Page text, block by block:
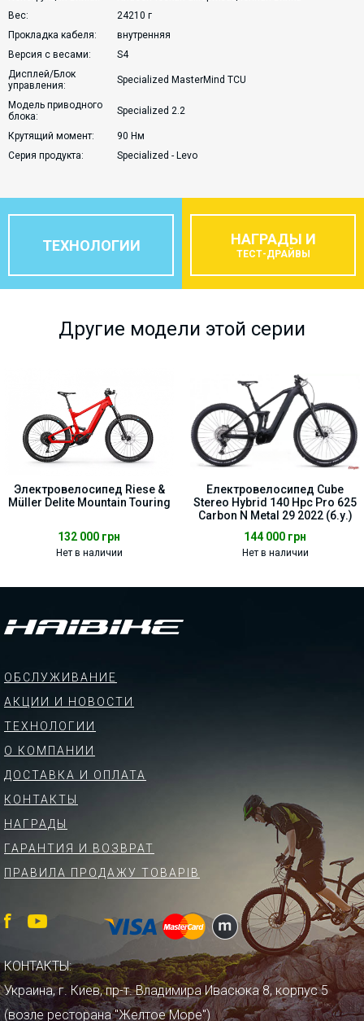
Вес:
24210 г
Прокладка кабеля:
внутренняя
Версия с весами:
S4
Дисплей/Блок
управления:
Specialized MasterMind TCU
Модель приводного
блока:
Specialized 2.2
Крутящий момент:
90 Нм
Серия продукта:
Specialized - Levo
ТЕХНОЛОГИИ НАГРАДЫ И
ТЕСТ-ДРАЙВЫ
Другие модели этой серии
Электровелосипед Riese &
Müller Delite Mountain Touring
132 000 грн
Нет в наличии
Електровелосипед Cube
Stereo Hybrid 140 Hpc Pro 625
Carbon N Metal 29 2022 (б.у.)
144 000 грн
Нет в наличии
ОБСЛУЖИВАНИЕ
АКЦИИ И НОВОСТИ
ТЕХНОЛОГИИ
О КОМПАНИИ
ДОСТАВКА И ОПЛАТА
КОНТАКТЫ
НАГРАДЫ
ГАРАНТИЯ И ВОЗВРАТ
ПРАВИЛА ПРОДАЖУ ТОВАРІВ
КОНТАКТЫ:
Украина, г. Киев, пр-т. Владимира Ивасюка 8, корпус 5
(возле ресторана "Желтое Море")